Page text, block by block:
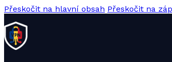
Přeskočit na hlavní obsah Přeskočit na